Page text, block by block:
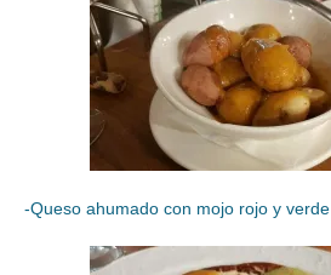
-Queso ahumado con mojo rojo y verde